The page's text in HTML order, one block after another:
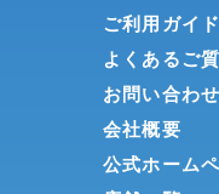
ご利用ガイド
よくあるご
お問い合わせ
会社概要
公式ホーム